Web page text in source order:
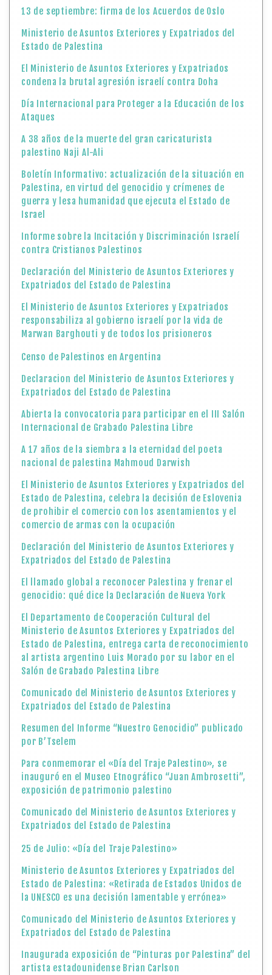
13 de septiembre: firma de los Acuerdos de Oslo
Ministerio de Asuntos Exteriores y Expatriados del
Estado de Palestina
El Ministerio de Asuntos Exteriores y Expatriados
condena la brutal agresión israelí contra Doha
Día Internacional para Proteger a la Educación de los
Ataques
A 38 años de la muerte del gran caricaturista
palestino Naji Al-Ali
Boletín Informativo: actualización de la situación en
Palestina, en virtud del genocidio y crímenes de
guerra y lesa humanidad que ejecuta el Estado de
Israel
Informe sobre la Incitación y Discriminación Israelí
contra Cristianos Palestinos
Declaración del Ministerio de Asuntos Exteriores y
Expatriados del Estado de Palestina
El Ministerio de Asuntos Exteriores y Expatriados
responsabiliza al gobierno israelí por la vida de
Marwan Barghouti y de todos los prisioneros
Censo de Palestinos en Argentina
Declaracion del Ministerio de Asuntos Exteriores y
Expatriados del Estado de Palestina
Abierta la convocatoria para participar en el III Salón
Internacional de Grabado Palestina Libre
A 17 años de la siembra a la eternidad del poeta
nacional de palestina Mahmoud Darwish
El Ministerio de Asuntos Exteriores y Expatriados del
Estado de Palestina, celebra la decisión de Eslovenia
de prohibir el comercio con los asentamientos y el
comercio de armas con la ocupación
Declaración del Ministerio de Asuntos Exteriores y
Expatriados del Estado de Palestina
El llamado global a reconocer Palestina y frenar el
genocidio: qué dice la Declaración de Nueva York
El Departamento de Cooperación Cultural del
Ministerio de Asuntos Exteriores y Expatriados del
Estado de Palestina, entrega carta de reconocimiento
al artista argentino Luis Morado por su labor en el
Salón de Grabado Palestina Libre
Comunicado del Ministerio de Asuntos Exteriores y
Expatriados del Estado de Palestina
Resumen del Informe “Nuestro Genocidio” publicado
por B’Tselem
Para conmemorar el «Día del Traje Palestino», se
inauguró en el Museo Etnográfico “Juan Ambrosetti”,
exposición de patrimonio palestino
Comunicado del Ministerio de Asuntos Exteriores y
Expatriados del Estado de Palestina
25 de Julio: «Día del Traje Palestino»
Ministerio de Asuntos Exteriores y Expatriados del
Estado de Palestina: «Retirada de Estados Unidos de
la UNESCO es una decisión lamentable y errónea»
Comunicado del Ministerio de Asuntos Exteriores y
Expatriados del Estado de Palestina
Inaugurada exposición de “Pinturas por Palestina” del
artista estadounidense Brian Carlson